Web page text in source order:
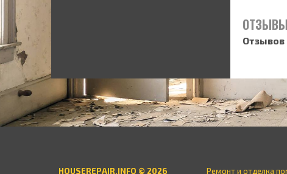
HOUSEREPAIR.INFO © 2026 Ремонт и отделка